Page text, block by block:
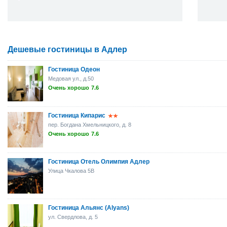
Дешевые гостиницы в Адлер
Гостиница Одеон
Медовая ул., д.50
Очень хорошо 7.6
Гостиница Кипарис
пер. Богдана Хмельницкого, д. 8
Очень хорошо 7.6
Гостиница Отель Олимпия Адлер
Улица Чкалова 5B
Гостиница Альянс (Alyans)
ул. Свердлова, д. 5